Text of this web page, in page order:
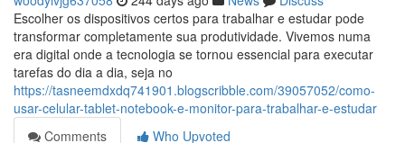
Escolher os dispositivos certos para trabalhar e estudar pode
transformar completamente sua produtividade. Vivemos numa
era digital onde a tecnologia se tornou essencial para executar
tarefas do dia a dia, seja no
https://tasneemdxdq741901.blogscribble.com/39057052/como-
usar-celular-tablet-notebook-e-monitor-para-trabalhar-e-estudar
Comments
Who Upvoted